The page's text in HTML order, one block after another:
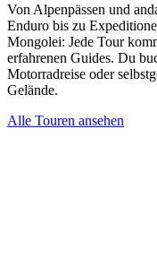
Von Alpenpässen und
Enduro bis zu
Mongolei: Jede Tour
erfahrenen Guides. Du
Motorradreise oder
Gelände.
Alle Touren ansehen